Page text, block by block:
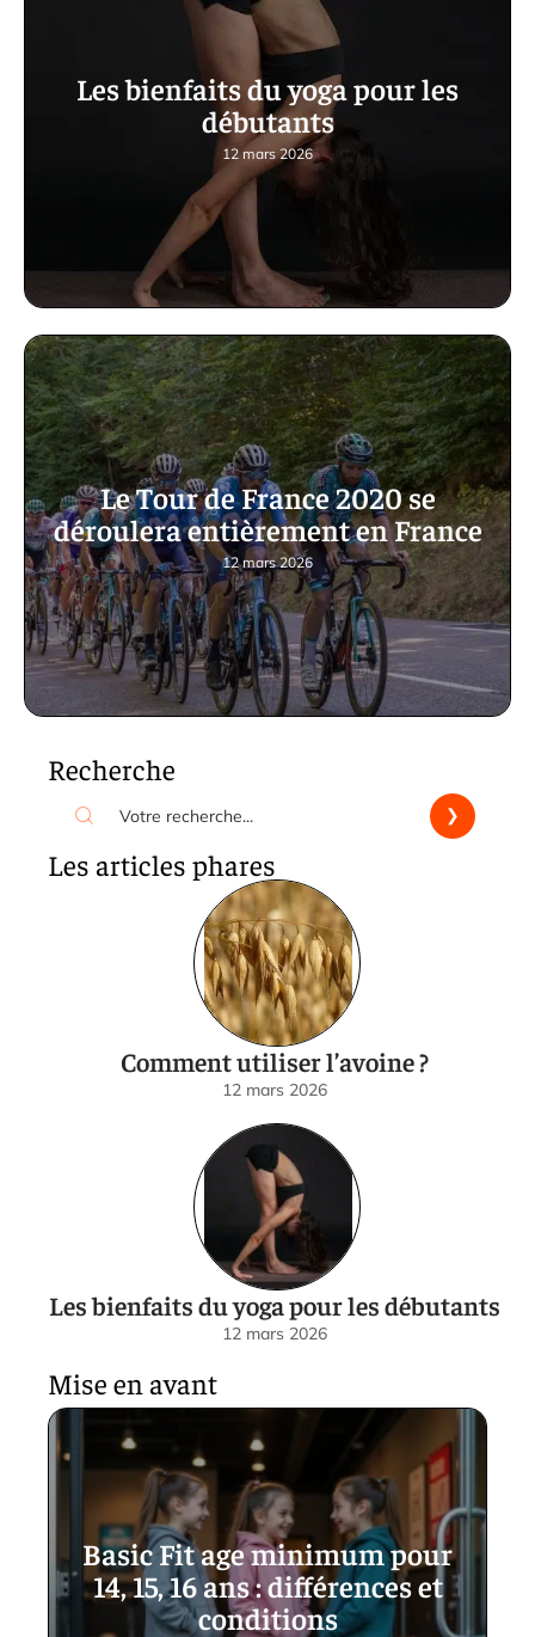
Les bienfaits du yoga pour les
débutants
12 mars 2026
Le Tour de France 2020 se
déroulera entièrement en France
12 mars 2026
Recherche
Les articles phares
Comment utiliser l’avoine ?
12 mars 2026
Les bienfaits du yoga pour les débutants
12 mars 2026
Mise en avant
Basic Fit age minimum pour
14, 15, 16 ans : différences et
conditions